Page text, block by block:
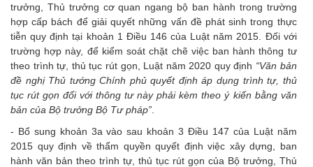
trưởng, Thủ trưởng cơ quan ngang bộ ban hành trong trường
hợp cấp bách để giải quyết những vấn đề phát sinh trong thực
tiễn quy định tại khoản 1 Điều 146 của Luật năm 2015. Đối với
trường hợp này, để kiểm soát chặt chẽ việc ban hành thông tư
theo trình tự, thủ tục rút gọn, Luật năm 2020 quy định “Văn bản
đề nghị Thủ tướng Chính phủ quyết định áp dụng trình tự, thủ
tục rút gọn đối với thông tư này phải kèm theo ý kiến bằng văn
bản của Bộ trưởng Bộ Tư pháp”
- Bổ sung khoản 3a vào sau khoản 3 Điều 147 của Luật năm
2015 quy định về thẩm quyền quyết định việc xây dựng, ban
hành văn bản theo trình tự, thủ tục rút gọn của Bộ trưởng, Thủ